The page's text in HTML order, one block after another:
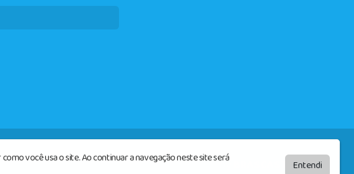
você usa o site. Ao continuar a navegação neste site será
Entendi
by